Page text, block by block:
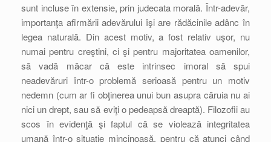
sunt incluse în extensie, prin judecata morală. Într-adevăr,
importanţa afirmării adevărului îşi are rădăcinile adânc în
legea naturală. Din acest motiv, a fost relativ uşor, nu
numai pentru creştini, ci şi pentru majoritatea oamenilor,
să vadă măcar că este intrinsec imoral să spui
neadevăruri într-o problemă serioasă pentru un motiv
nedemn (cum ar fi obţinerea unui bun asupra căruia nu ai
nici un drept, sau să eviţi o pedeapsă dreaptă). Filozofii au
scos în evidenţă şi faptul că se violează integritatea
umană într-o situaţie mincinoasă, pentru că atunci când